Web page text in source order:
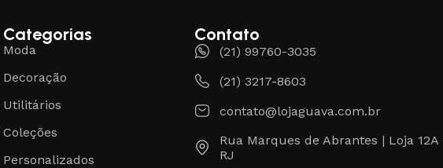
Categorias
Moda
Decoração
Utilitários
Coleções
Personalizados
Contato
(21) 99760-3035
(21) 3217-8603
contato@lojaguava.com.br
Rua Marques de Abrantes | Loja
RJ